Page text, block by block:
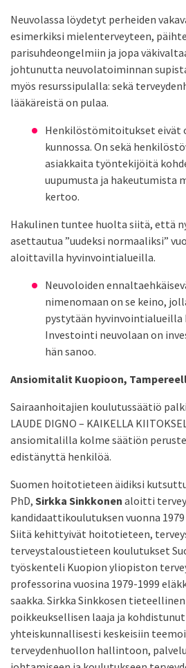
Neuvolassa löydetyt perheiden
esimerkiksi mielenterveyteen,
parisuhdeongelmiin ja jopa
johtunutta neuvolatoiminnan
myös resurssipulalla: sekä
lääkäreistä on pulaa.
Henkilöstömitoitukset eivät
kunnossa. On sekä
asiakkaita työntekijöitä
uupumusta ja hakeutumista
kertoo.
Hakulinen tuntee huolta siitä, että
asettautua ”uudeksi normaaliksi”
aloittavilla hyvinvointialueilla.
Neuvoloiden
nimenomaan on se keino,
pystytään hyvinvointialueilla
Investointi neuvolaan on
hän sanoo.
Ansiomitalit Kuopioon,
Sairaanhoitajien koulutussäätiö
LAUDE DIGNO – KAIKELLA
ansiomitalilla kolme säätiön
edistänyttä henkilöä.
Suomen hoitotieteen äidiksi
PhD, Sirkka Sinkkonen aloitti
kandidaattikoulutuksen vuonna
Siitä kehittyivät hoitotieteen,
terveystaloustieteen koulutukset
työskenteli Kuopion yliopiston
professorina vuosina 1979-1999
saakka. Sirkka Sinkkosen
poikkeuksellisen laaja ja
yhteiskunnallisesti keskeisiin
terveydenhuollon hallintoon,